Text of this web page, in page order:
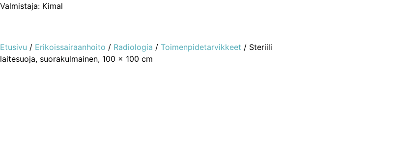
Valmistaja: Kimal
Etusivu / Erikoissairaanhoito / Radiologia /Toimenpidetarvikkeet / Steriili
laitesuoja, suorakulmainen, 100 x 100 cm